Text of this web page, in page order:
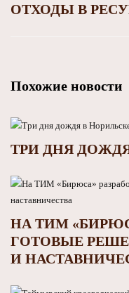
ОТХОДЫ В
Похожие новости
ТРИ ДНЯ
НА ТИМ
ГОТОВЫЕ
И